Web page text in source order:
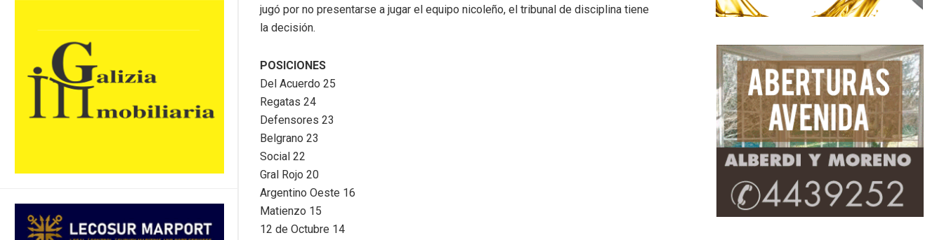
jugó por no presentarse a jugar el equipo nicoleño, el tribunal de disciplina tiene
la decisión.
POSICIONES
Del Acuerdo 25
Regatas 24
Defensores 23
Belgrano 23
Social 22
Gral Rojo 20
Argentino Oeste 16
Matienzo 15
12 de Octubre 14